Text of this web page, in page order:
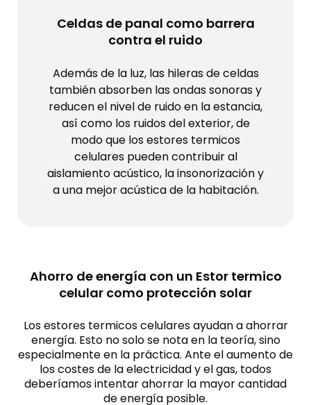
Celdas de panal como barrera
contra el ruido
Además de la luz, las hileras de celdas
también absorben las ondas sonoras y
reducen el nivel de ruido en la estancia,
así como los ruidos del exterior, de
modo que los estores termicos
celulares pueden contribuir al
aislamiento acústico, la insonorización y
a una mejor acústica de la habitación.
Ahorro de energía con un Estor termico
celular como protección solar
Los estores termicos celulares ayudan a ahorrar
energía. Esto no solo se nota en la teoría, sino
especialmente en la práctica. Ante el aumento de
los costes de la electricidad y el gas, todos
deberíamos intentar ahorrar la mayor cantidad
de energía posible.